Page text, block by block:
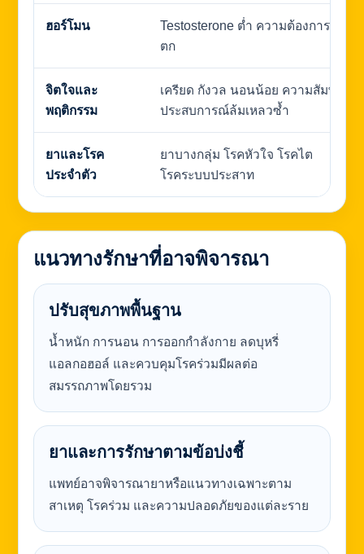
ฮอร์โมน
Testosterone ต่ำ ความต้องการลดลง
ตก
จิตใจและ
พฤติกรรม
เครียด กังวล นอนน้อย ความสัมพันธ์
ประสบการณ์ล้มเหลวซ้ำ
ยาและโรค
ประจำตัว
ยาบางกลุ่ม โรคหัวใจ โรคไต
โรคระบบประสาท
แนวทางรักษาที่อาจพิจารณา
ปรับสุขภาพพื้นฐาน
น้ำหนัก การนอน การออกกำลังกาย ลดบุหรี่
แอลกอฮอล์ และควบคุมโรคร่วมมีผลต่อ
สมรรถภาพโดยรวม
ยาและการรักษาตามข้อบ่งชี้
แพทย์อาจพิจารณายาหรือแนวทางเฉพาะตาม
สาเหตุ โรคร่วม และความปลอดภัยของแต่ละราย